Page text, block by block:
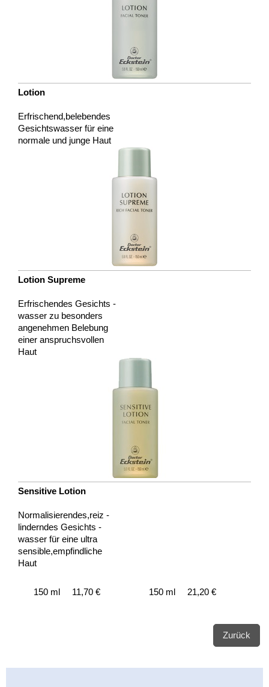
Lotion
Erfrischend,belebendes
Gesichtswasser für eine
normale und junge Haut
Lotion Supreme
Erfrischendes Gesichts -
wasser zu besonders
angenehmen Belebung
einer anspruchsvollen
Haut
Sensitive Lotion
Normalisierendes,reiz -
linderndes Gesichts -
wasser für eine ultra
sensible,empfindliche
Haut
150 ml 11,70 € 150 ml 21,20 €
Zurück